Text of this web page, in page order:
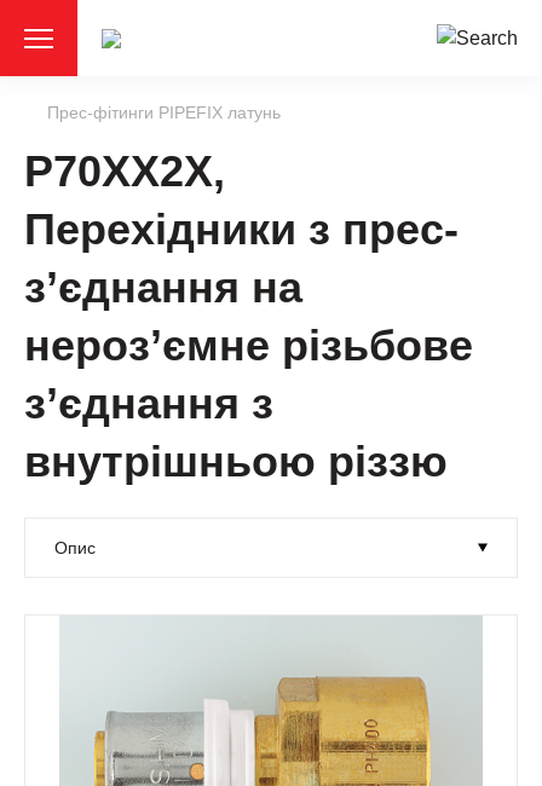
Прес-фітинги PIPEFIX латунь
P70XX2X,
Перехідники з прес-
з’єднання на
нероз’ємне різьбове
з’єднання з
внутрішньою різзю